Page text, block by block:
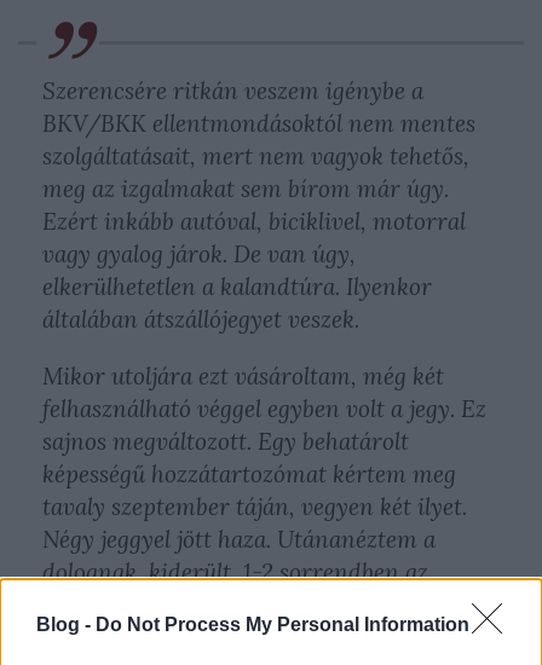
Blog - Do Not Process My Personal Information
Szerencsére ritkán veszem igénybe a
BKV/BKK ellentmondásoktól nem mentes
szolgáltatásait, mert nem vagyok tehetős,
meg az izgalmakat sem bírom már úgy.
Ezért inkább autóval, biciklivel, motorral
vagy gyalog járok. De van úgy,
elkerülhetetlen a kalandtúra. Ilyenkor
általában átszállójegyet veszek.
Mikor utoljára ezt vásároltam, még két
felhasználható véggel egyben volt a jegy. Ez
sajnos megváltozott. Egy behatárolt
képességű hozzátartozómat kértem meg
tavaly szeptember táján, vegyen két ilyet.
Négy jeggyel jött haza. Utánanéztem a
dolognak, kiderült, 1-2 sorrendben az
összetartozó számú jegyeket kell használni.